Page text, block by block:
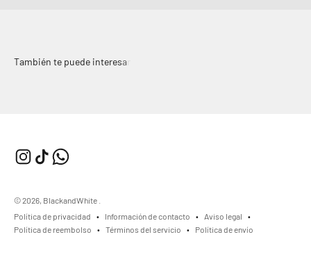
© 2026, BlackandWhite .
Política de privacidad
Información de contacto
Aviso legal
Política de reembolso
Términos del servicio Política de envío